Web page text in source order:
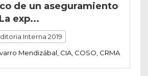
de un aseguramiento
exp...
Interna 2019
Mendizábal, CIA, COSO, CRMA